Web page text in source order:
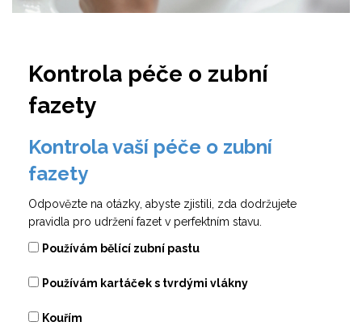
Kontrola péče o zubní
fazety
Kontrola vaší péče o zubní
fazety
Odpovězte na otázky, abyste zjistili, zda dodržujete
pravidla pro udržení fazet v perfektním stavu.
Používám bělící zubní pastu
Používám kartáček s tvrdými vlákny
Kouřím